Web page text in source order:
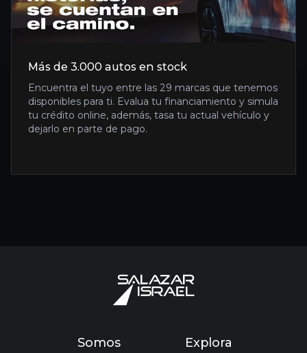
Más de 3.000 autos en stock
Encuentra el tuyo entre las 29 marcas que tenemos
disponibles para ti. Evalua tu financiamiento y simula
tu crédito online, además, tasa tu actual vehículo y
dejarlo en parte de pago.
Explora
Somos